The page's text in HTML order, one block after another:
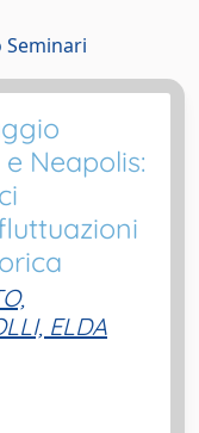
Seminari
Neapolis:
ELDA